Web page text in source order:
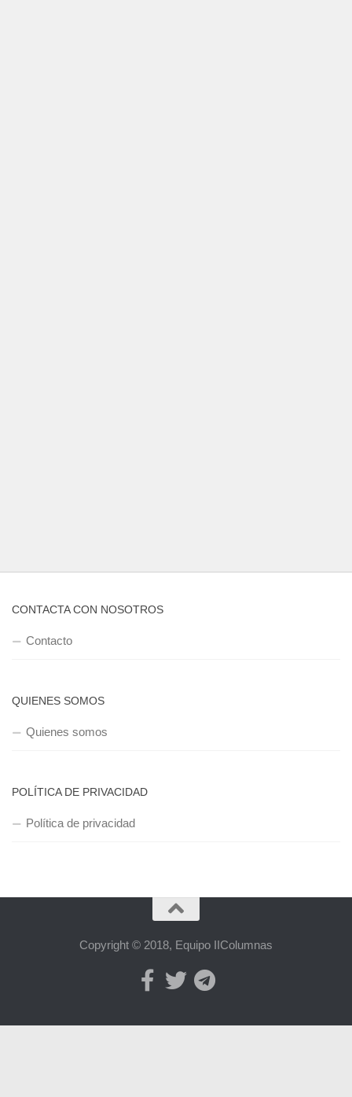
CONTACTA CON NOSOTROS
Contacto
QUIENES SOMOS
Quienes somos
POLÍTICA DE PRIVACIDAD
Política de privacidad
Copyright © 2018, Equipo IIColumnas